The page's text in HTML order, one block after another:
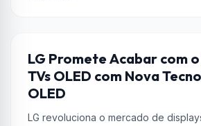
CURIOSIDADES
LG Promete Acabar com
TVs OLED com Nova
OLED
LG revoluciona o mercado de